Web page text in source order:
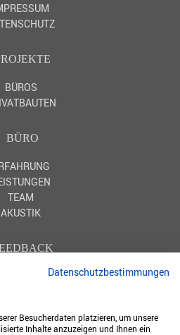
BÜROS
BÜRO
TEAM
AKUSTIK
Datenschutzbestimmungen
Besucherdaten platzieren, um unsere
Inhalte anzuzeigen und Ihnen ein